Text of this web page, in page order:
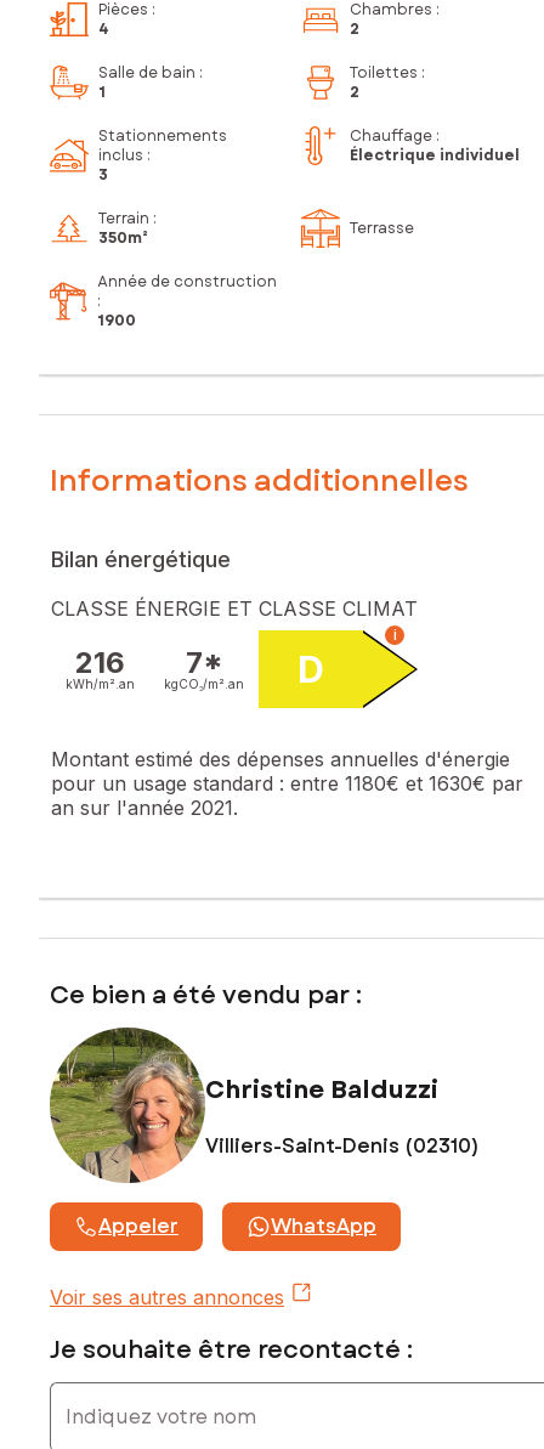
Pièces :
4
Chambres :
2
Salle de bain :
1
Toilettes :
2
Stationnements
inclus :
3
Chauffage :
Électrique individuel
Terrain :
350m²
Terrasse
Année de construction
:
1900
Informations additionnelles
Bilan énergétique
CLASSE ÉNERGIE ET CLASSE CLIMAT
216
kWh/m². an
7*
kgCO₂/m². an D
i
Montant estimé des dépenses annuelles d'énergie
pour un usage standard : entre 1180€ et 1630€ par
an sur l'année 2021.
Ce bien a été vendu par :
Christine Balduzzi
Villiers-Saint-Denis (02310)
Appeler WhatsApp
Voir ses autres annonces
Je souhaite être recontacté :
Indiquez votre nom